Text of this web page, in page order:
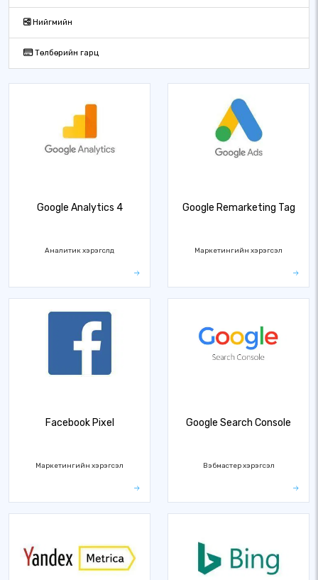
Нийгмийн
Төлбөрийн гарц
Google Analytics 4
Аналитик хэрэгслүүд
Google Remarketing Tag
Маркетингийн хэрэгсэл
Facebook Pixel
Маркетингийн хэрэгсэл
Google Search Console
Вэбмастер хэрэгсэл